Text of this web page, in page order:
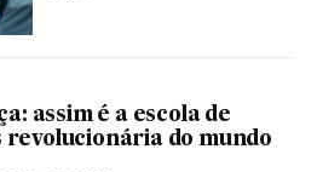
assim é a escola de
do mundo